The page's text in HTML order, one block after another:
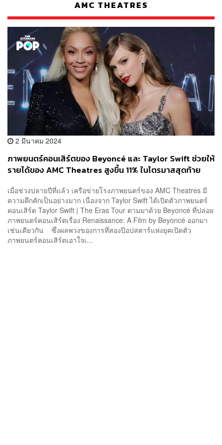
AMC THEATRES
2 มีนาคม 2024
ภาพยนตร์คอนเสิร์ตของ Beyoncé และ Taylor Swift ช่วยให้
รายได้ของ AMC Theatres สูงขึ้น 11% ในไตรมาสสุดท้าย
เมื่อช่วงปลายปีที่แล้ว เครือข่ายโรงภาพยนตร์ของ AMC Theatres มี
ความคึกคักเป็นอย่างมาก เนื่องจาก Taylor Swift ได้เปิดตัวภาพยนตร์
คอนเสิร์ต Taylor Swift | The Eras Tour ตามมาด้วย Beyoncé ที่ปล่อย
ภาพยนตร์คอนเสิร์ตเรื่อง Renaissance: A Film by Beyoncé ออกมา
เช่นเดียวกัน ซึ่งผลพวงของการที่สองป๊อปสตาร์แห่งยุคเปิดตัว
ภาพยนตร์คอนเสิร์ตเอาใจเ...